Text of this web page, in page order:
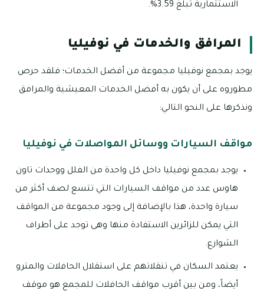
الاستثمارية تبلغ 3.59%.
المرافق والخدمات في نوفيليا
يوجد بمجمع نوفيليا مجموعة من أفضل الخدمات؛ فلقد حرص
مطوروه على أن يكون به أفضل الخدمات المعيشية والمرافق
ونذكرها على النحو التالي:
مواقف السيارات ووسائل المواصلات في نوفيليا
يوجد بمجمع نوفيليا داخل كل واحدة من الفلل ووحدات تاون
هاوس عدد من مواقف السيارات التي تتسع لصف أكثر من
سيارة واحدة، هذا بالإضافة إلى وجود مجموعة من المواقف
التي يمكن للزائرين الاستفادة منها وهى توجد على أطراف
الشوارع.
يعتمد السكان في تنقلاتهم على استقلال الحافلات والمترو
أيضاً، ومن بين أقرب مواقف الحافلات للمجمع هو موقف